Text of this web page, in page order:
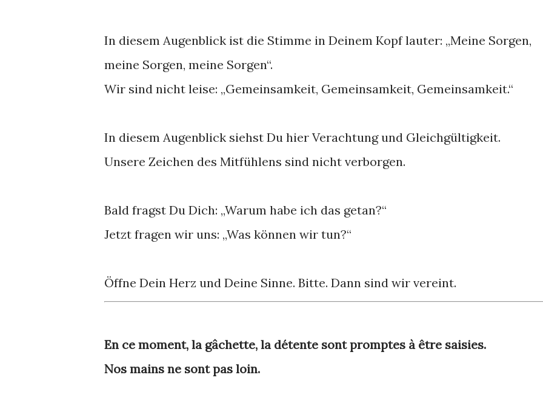
In diesem Augenblick ist die Stimme in Deinem Kopf lauter: „Meine Sorgen,
meine Sorgen, meine Sorgen“.
Wir sind nicht leise: „Gemeinsamkeit, Gemeinsamkeit, Gemeinsamkeit.“
In diesem Augenblick siehst Du hier Verachtung und Gleichgültigkeit.
Unsere Zeichen des Mitfühlens sind nicht verborgen.
Bald fragst Du Dich: „Warum habe ich das getan?“
Jetzt fragen wir uns: „Was können wir tun?“
Öffne Dein Herz und Deine Sinne. Bitte. Dann sind wir vereint.
En ce moment, la gâchette, la détente sont promptes à être saisies.
Nos mains ne sont pas loin.